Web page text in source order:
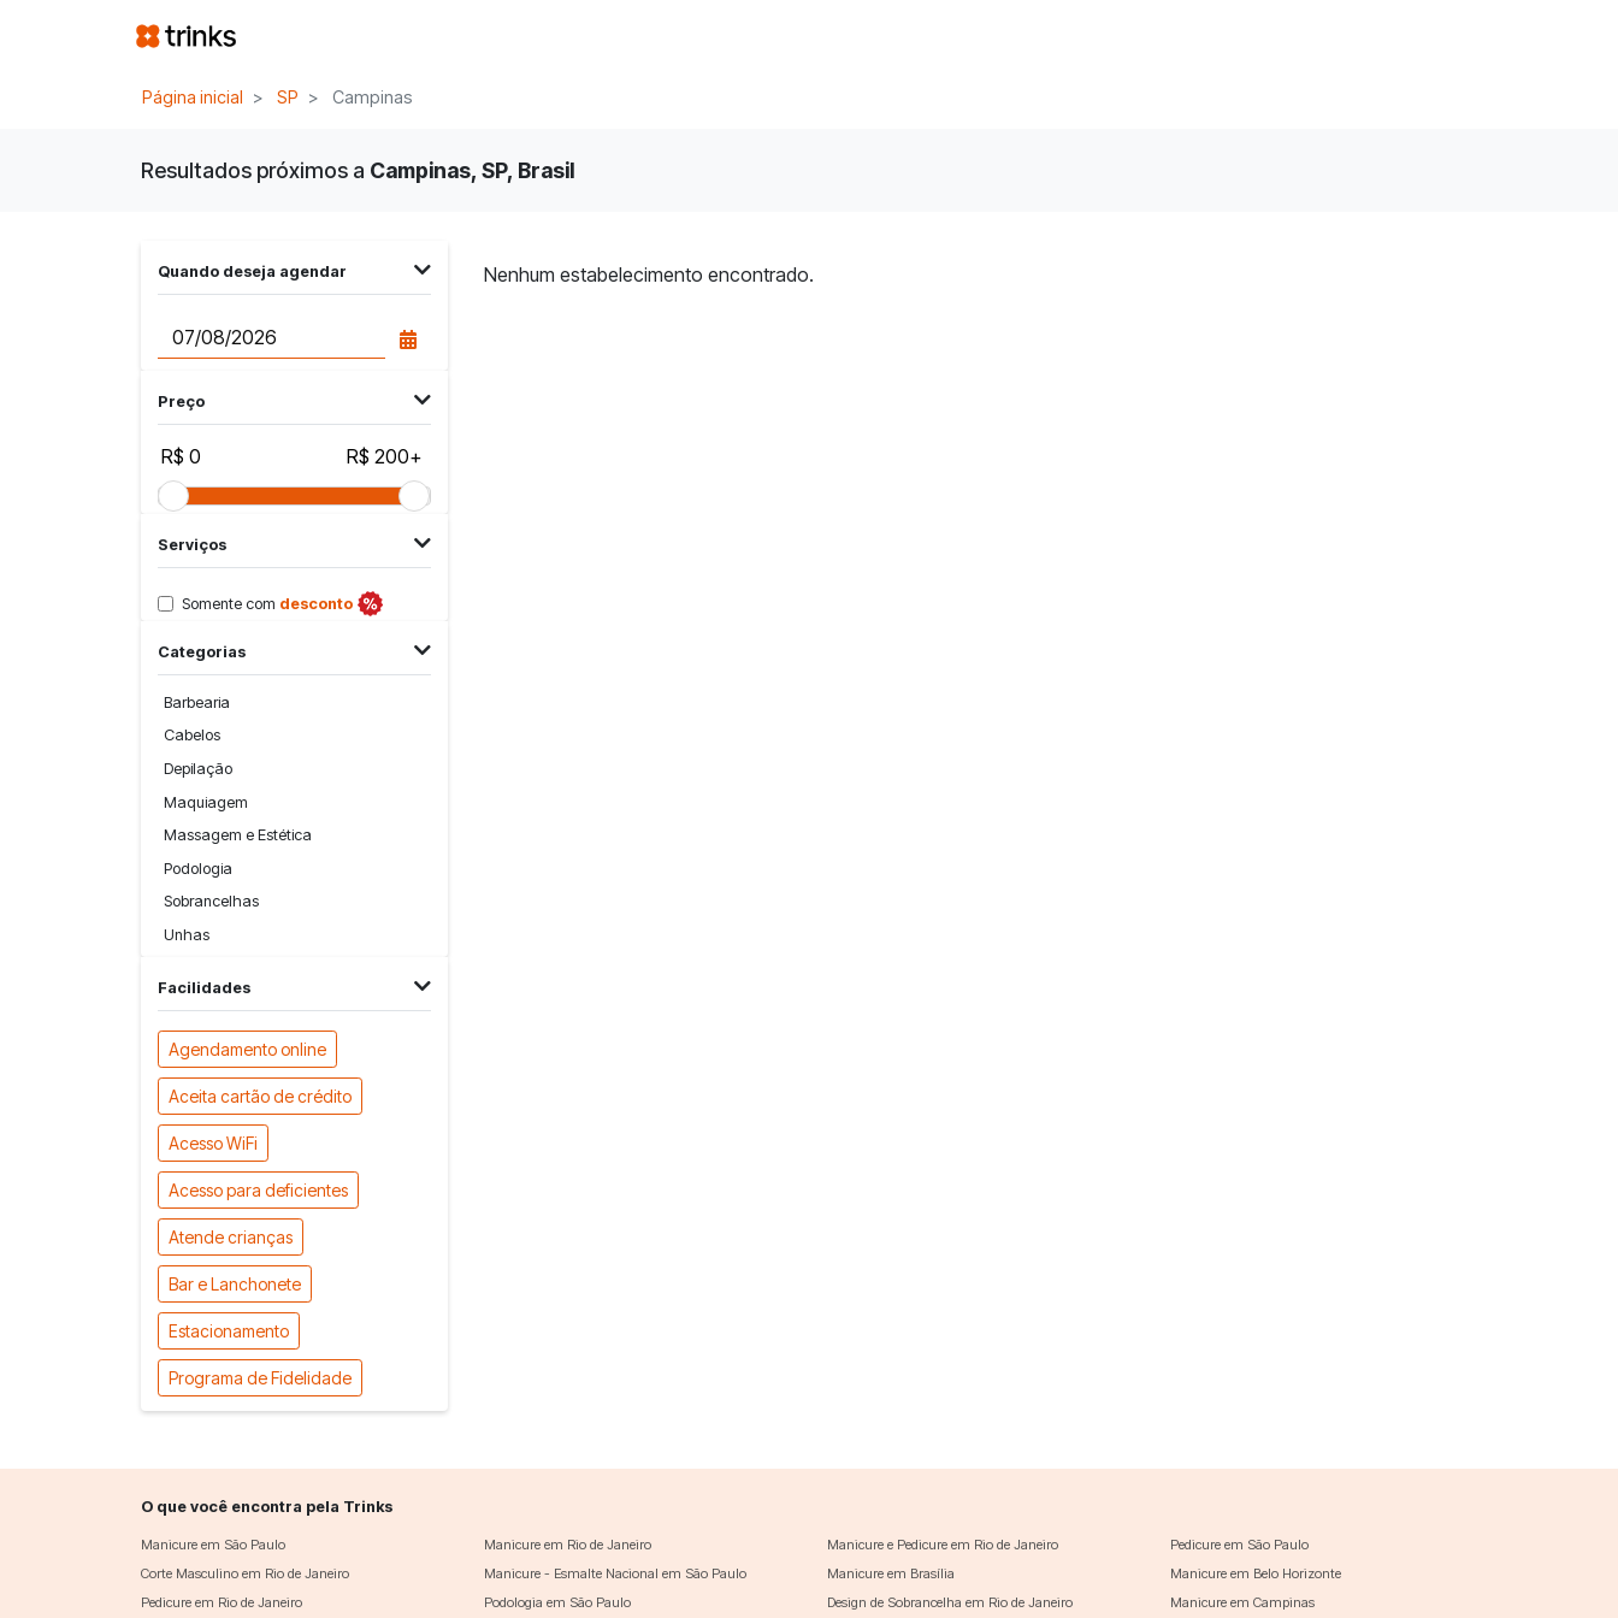
Página inicial SP Campinas
Resultados próximos a Campinas, SP, Brasil
Quando deseja agendar
Preço
R$ 0 R$ 200+
Serviços
Somente com desconto
Categorias
Barbearia
Cabelos
Depilação
Maquiagem
Massagem e Estética
Podologia
Sobrancelhas
Unhas
Facilidades
Agendamento online
Aceita cartão de crédito
Acesso WiFi
Acesso para deficientes
Atende crianças
Bar e Lanchonete
Estacionamento
Programa de Fidelidade
Nenhum estabelecimento encontrado.
O que você encontra pela Trinks
Manicure em São Paulo Manicure em Rio de Janeiro Manicure e Pedicure em Rio de Janeiro
Pedicure em São Paulo
Corte Masculino em Rio de Janeiro
Manicure - Esmalte Nacional em São Paulo Manicure em Brasília
Manicure em Belo Horizonte
Pedicure em Rio de Janeiro
Podologia em São Paulo Design de Sobrancelha em Rio de Janeiro Manicure em Campinas